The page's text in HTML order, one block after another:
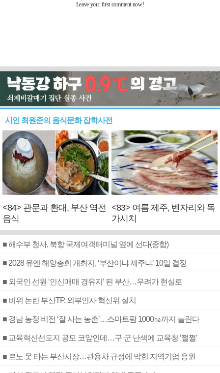
시인 최원준의 음식문화 잡학사전
<84> 관문과 환대, 부산 역전
음식
<83> 여름 제주, 벤자리와 독
가시치
■ 해수부 청사, 북항 국제여객터미널 옆에 선다(종합)
■ 2028 유엔 해양총회 개최지, ‘부산이냐 제주냐’ 10일 결정
■ 외국인 선원 ‘인신매매 경유지’ 된 부산…우려가 현실로
■ 비위 논란 부산TP, 외부인사 혁신위 설치
■ 경남 농정 비전 ‘잘 사는 농촌’…스마트팜 1000㏊까지 늘린다
■ 교육혁신선도지 공모 코앞인데…구·군 난색에 교육청 ‘쩔쩔’
■ 르노 못 타는 부산시장…관용차 규정에 막힌 지역기업 응원